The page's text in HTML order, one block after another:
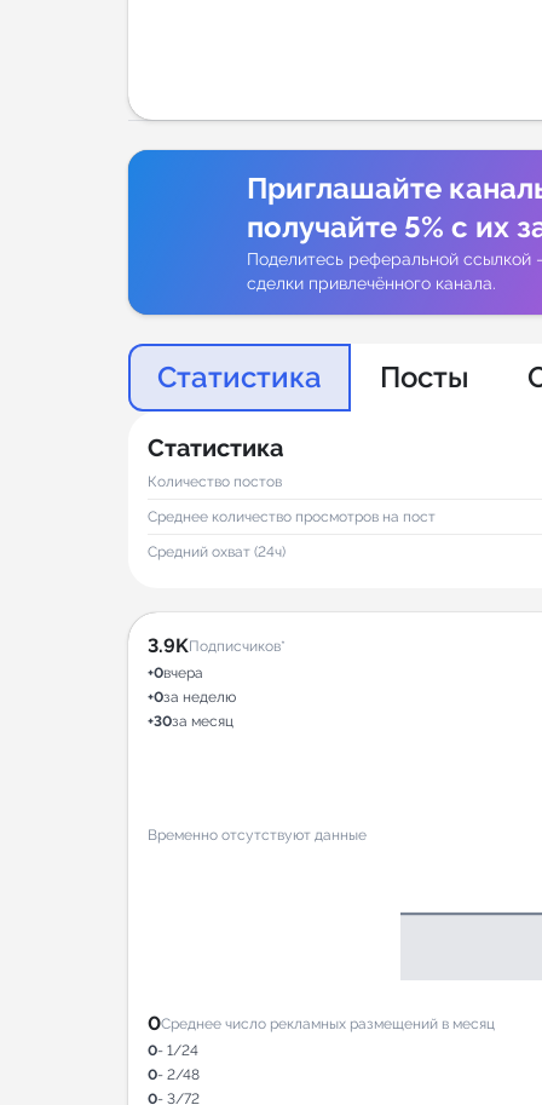
Приглашайте
получайте 5% с их
Поделитесь реферальной ссылкой
сделки привлечённого канала.
Статистика Посты
Статистика
Количество постов
Среднее количество просмотров на пост
Средний охват (24ч)
3.9KПодписчиков*
+0вчера
+0за неделю
+30за месяц
Временно отсутствуют данные
0Среднее число рекламных размещений в месяц
0- 1/24
0- 2/48
0- 3/72